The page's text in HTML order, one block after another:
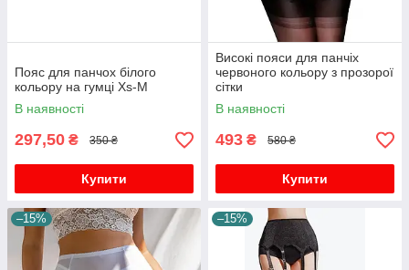
Пояс для панчох білого
кольору на гумці Xs-M
В наявності
297,50 ₴ 350 ₴
Купити
Високі пояси для панчіх
червоного кольору з прозорої
сітки
В наявності
493 ₴ 580 ₴
Купити
–15% –15%